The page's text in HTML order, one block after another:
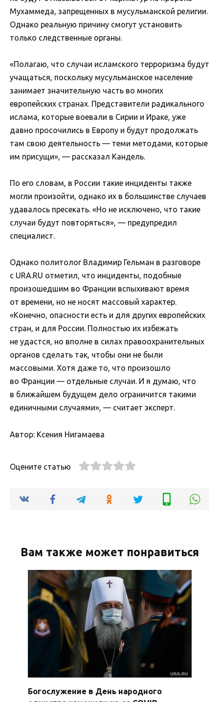
Мухаммеда, запрещенных в мусульманской религии.
Однако реальную причину смогут установить
только следственные органы.
«Полагаю, что случаи исламского терроризма будут
учащаться, поскольку мусульманское население
занимает значительную часть во многих
европейских странах. Представители радикального
ислама, которые воевали в Сирии и Ираке, уже
давно просочились в Европу и будут продолжать
там свою деятельность — теми методами, которые
им присущи», — рассказал Кандель.
По его словам, в России такие инциденты также
могли произойти, однако их в большинстве случаев
удавалось пресекать. «Но не исключено, что такие
случаи будут повторяться», — предупредил
специалист.
Однако политолог Владимир Гельман в разговоре
с URA.RU отметил, что инциденты, подобные
произошедшим во Франции вспыхивают время
от времени, но не носят массовый характер.
«Конечно, опасности есть и для других европейских
стран, и для России. Полностью их избежать
не удастся, но вполне в силах правоохранительных
органов сделать так, чтобы они не были
массовыми. Хотя даже то, что произошло
во Франции — отдельные случаи. И я думаю, что
в ближайшем будущем дело ограничится такими
единичными случаями», — считает эксперт.
Автор: Ксения Нигамаева
Оцените статью
Вам также может понравиться
Богослужение в День народного